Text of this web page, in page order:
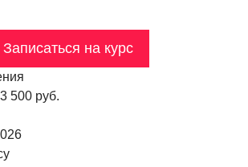
Записаться на курс
500 руб.